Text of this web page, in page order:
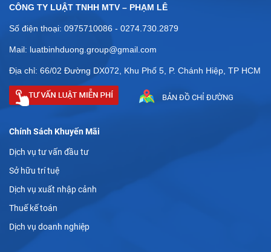
CÔNG TY LUẬT TNHH MTV – PHẠM LÊ
Số điện thoại: 0975710086 - 0274.730.2879
Mail: luatbinhduong.group@gmail.com
Địa chỉ: 66/02 Đường DX072, Khu Phố 5, P. Chánh Hiệp, TP HCM
BẢN ĐỒ CHỈ ĐƯỜNG
Chính Sách Khuyến Mãi
Dịch vụ tư vấn đầu tư
Sở hữu trí tuệ
Dịch vụ xuất nhập cảnh
Thuế kế toán
Dịch vụ doanh nghiệp